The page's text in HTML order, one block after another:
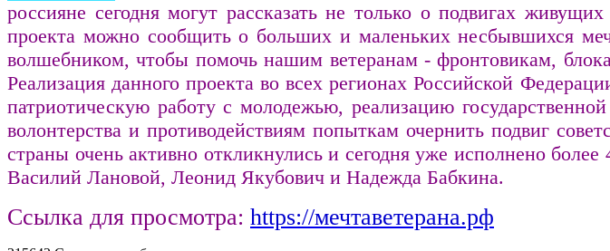
россияне сегодня могут рассказать не только о подвигах
проекта можно сообщить о больших и маленьких несбывшихся
волшебником, чтобы помочь нашим ветеранам - фронтовикам,
Реализация данного проекта во всех регионах Российской
патриотическую работу с молодежью, реализацию
волонтерства и противодействиям попыткам очернить подвиг
страны очень активно откликнулись и сегодня уже исполнено
Василий Лановой, Леонид Якубович и Надежда Бабкина.
Ссылка для просмотра: https://мечтаветерана.рф